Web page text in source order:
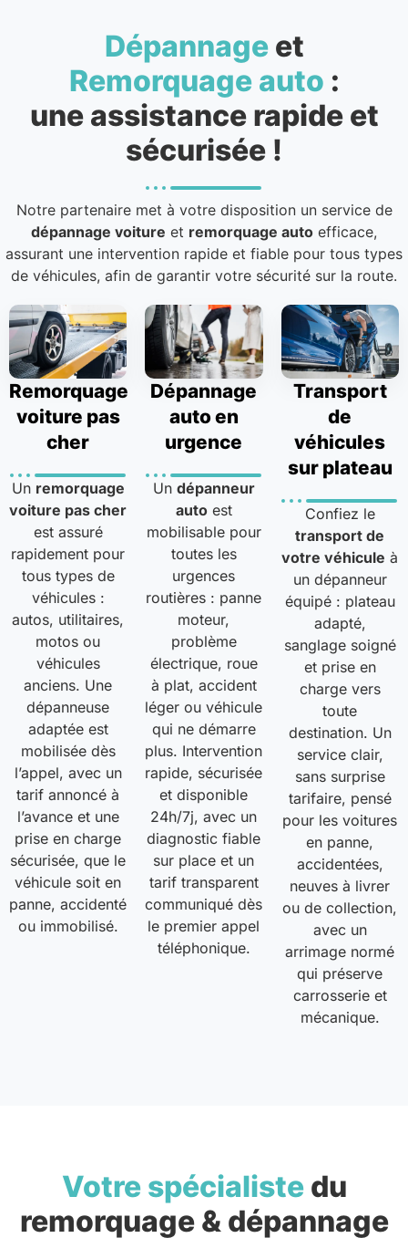
Dépannageet
Remorquage auto :
une assistance rapide et
sécurisée !
Notre partenaire met à votre disposition un service de
dépannage voiture et remorquage auto efficace,
assurant une intervention rapide et fiable pour tous types
de véhicules, afin de garantir votre sécurité sur la route.
Remorquage
voiture pas
cher
Un remorquage
voiture pas cher
est assuré
rapidement pour
tous types de
véhicules :
autos, utilitaires,
motos ou
véhicules
anciens. Une
dépanneuse
adaptée est
mobilisée dès
l’appel, avec un
tarif annoncé à
l’avance et une
prise en charge
sécurisée, que le
véhicule soit en
panne, accidenté
ou immobilisé.
Dépannage
auto en
urgence
Un dépanneur
autoest
mobilisable pour
toutes les
urgences
routières : panne
moteur,
problème
électrique, roue
à plat, accident
léger ou véhicule
qui ne démarre
plus. Intervention
rapide, sécurisée
et disponible
24h/7j, avec un
diagnostic fiable
sur place et un
tarif transparent
communiqué dès
le premier appel
téléphonique.
Transport
de
véhicules
sur plateau
Confiez le
transport de
votre véhicule à
un dépanneur
équipé : plateau
adapté,
sanglage soigné
et prise en
charge vers
toute
destination. Un
service clair,
sans surprise
tarifaire, pensé
pour les voitures
en panne,
accidentées,
neuves à livrer
ou de collection,
avec un
arrimage normé
qui préserve
carrosserie et
mécanique.
Votre spécialistedu
remorquage & dépannage